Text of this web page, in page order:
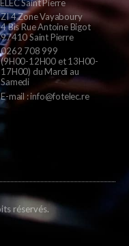
Saint Pierre
ZI 4 Zone Vayaboury
4 Bis Rue Antoine Bigot
97410 Saint Pierre
0262 708 999
(9H00-12H00 et 13H00-
17H00) du Mardi au
Samedi
E-mail : info@fotelec.re
réservés.